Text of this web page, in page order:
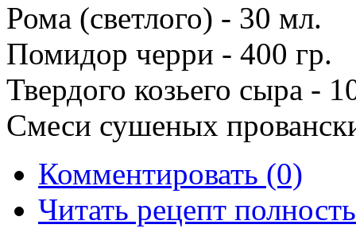
Рома (светлого) - 30 мл.
Помидор черри - 400 гр.
Твердого козьего сыра -
Смеси сушеных
Комментировать (0)
Читать рецепт